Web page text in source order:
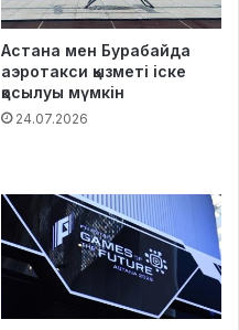
Астана мен Бурабайда
аэротакси қызметі іске
қосылуы мүмкін
24.07.2026